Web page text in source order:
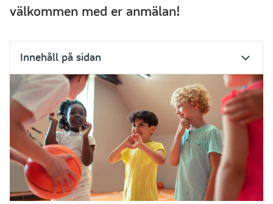
välkommen med er anmälan!
Innehåll på sidan